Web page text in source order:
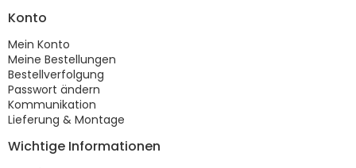
Konto
Mein Konto
Meine Bestellungen
Bestellverfolgung
Passwort ändern
Kommunikation
Lieferung & Montage
Wichtige Informationen